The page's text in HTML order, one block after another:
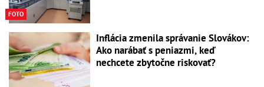
FOTO
Inflácia zmenila správanie Slovákov:
Ako narábať s peniazmi, keď
nechcete zbytočne riskovať?